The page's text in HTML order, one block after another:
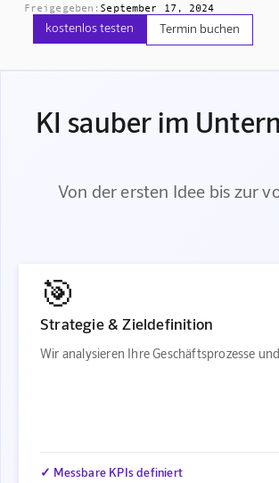
Freigegeben: September 17, 2024
kostenlos testen Termin buchen
KI sauber im
Von der ersten Idee bis zur
🎯
Strategie & Zieldefinition
Wir analysieren Ihre Geschäftsprozesse
✓ Messbare KPIs definiert